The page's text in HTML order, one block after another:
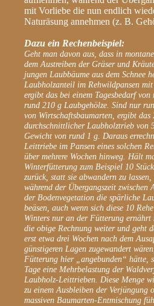
mit Vorliebe die nun endlich
Naturäsung annehmen (z. B.
Dazu ein Rechenbeispiel:
Geht man davon aus, dass in
dem Austreiben der Gräser und
jungen Laubbäume aus dem Schnee
Laubholzanteil im Rehwildpansen mit
ergibt das bei einem Tagesbedarf
rund 210 g Laubgehölze. Sind nur
von Wirtschaftsbaumarten, ergibt
durchschnittlicher Laubholztrieb von
Gewicht von rund 1 g. Daraus
Leittriebe im Pansen eines solchen
über mehrere Wochen hinweg. Hält
Winterfütterung zum Beispiel 10
zurück, statt sie abwandern zu lassen,
während der Übergangszeit zwischen
der Bodenvegetation die spärliche
beäsen, auch wenn sich diese 10
Winters nur an der Fütterung
die obige Rechnung weiter und geht
erst etwa drei Wochen nach dem
günstigeren Lagen zugewandert
Fütterung hier „angebunden“ hätte,
Tage eine Mehrbelastung der
Laubholz-Leittrieben. Diese Menge
zu einem Ausbleiben der Verjüngung
massiven Baumarten-Entmischung